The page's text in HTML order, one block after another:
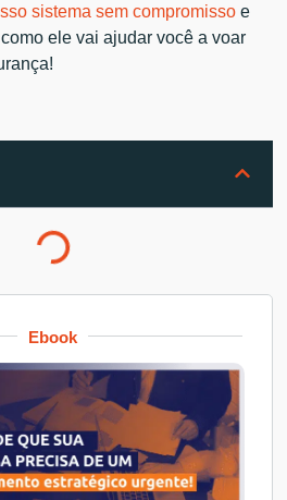
sistema sem compromisso e
ele vai ajudar você a voar
Ebook